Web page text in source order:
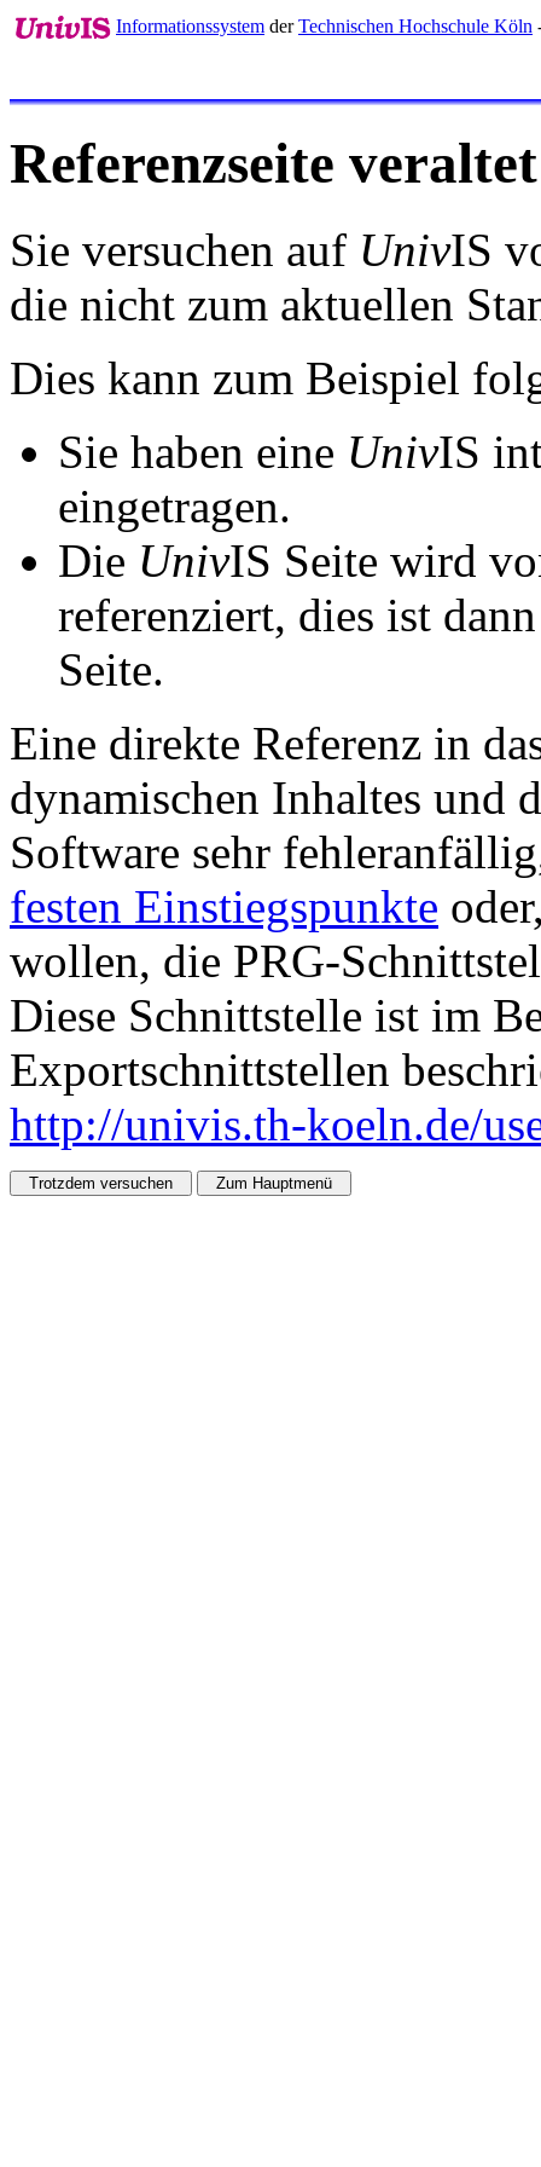
Informationssystem derTechnischen Hochschule Köln
Referenzseite veraltet
Sie versuchen auf UnivIS
die nicht zum aktuellen
Dies kann zum Beispiel
Sie haben eine UnivIS
eingetragen.
Die UnivIS Seite wird
referenziert, dies ist
Seite.
Eine direkte Referenz in
dynamischen Inhaltes und
Software sehr
festen Einstiegspunkte
wollen, die PRG-
Diese Schnittstelle ist im
Exportschnittstellen
http://univis.th-koeln.de/